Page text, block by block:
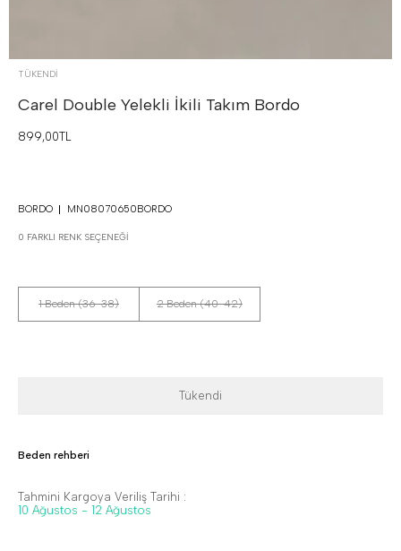
TÜKENDI
Carel Double Yelekli İkili Takım Bordo
899,00TL
BORDO MN08070650BORDO
0 FARKLI RENK SEÇENEĞI
1 Beden (36-38) 2 Beden (40-42)
Tükendi
Beden rehberi
Tahmini Kargoya Veriliş Tarihi :
10 Ağustos - 12 Ağustos